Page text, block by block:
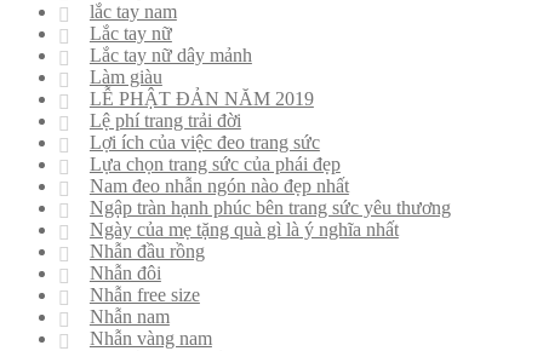
lắc tay nam
Lắc tay nữ
Lắc tay nữ dây mảnh
Làm giàu
LỄ PHẬT ĐẢN NĂM 2019
Lệ phí trang trải đời
Lợi ích của việc đeo trang sức
Lựa chọn trang sức của phái đẹp
Nam đeo nhẫn ngón nào đẹp nhất
Ngập tràn hạnh phúc bên trang sức yêu thương
Ngày của mẹ tặng quà gì là ý nghĩa nhất
Nhẫn đầu rồng
Nhẫn đôi
Nhẫn free size
Nhẫn nam
Nhẫn vàng nam